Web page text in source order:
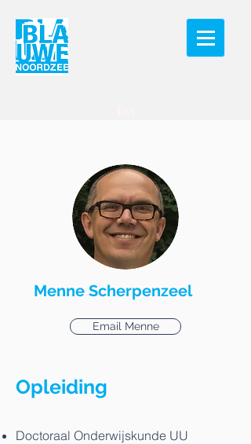
Menne Scherpenzeel
Email Menne
Opleiding
Doctoraal Onderwijskunde UU